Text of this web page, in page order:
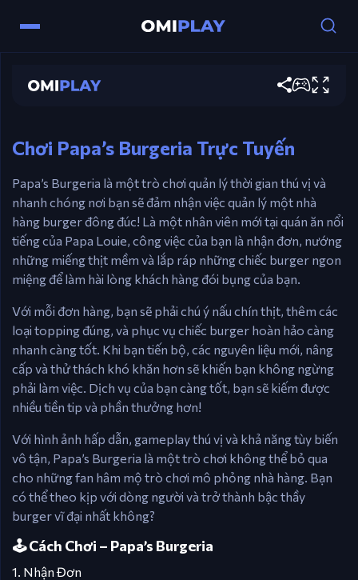
Papa's Burgeria
Chuột – Nướng burger, xếp chồng topping, và
Chơi Papa’s Burgeria Trực Tuyến
Papa’s Burgeria là một trò chơi quản lý thời gian thú vị và
nhanh chóng nơi bạn sẽ đảm nhận việc quản lý một nhà
hàng burger đông đúc! Là một nhân viên mới tại quán ăn nổi
tiếng của Papa Louie, công việc của bạn là nhận đơn, nướng
những miếng thịt mềm và lắp ráp những chiếc burger ngon
miệng để làm hài lòng khách hàng đói bụng của bạn.
Với mỗi đơn hàng, bạn sẽ phải chú ý nấu chín thịt, thêm các
loại topping đúng, và phục vụ chiếc burger hoàn hảo càng
nhanh càng tốt. Khi bạn tiến bộ, các nguyên liệu mới, nâng
cấp và thử thách khó khăn hơn sẽ khiến bạn không ngừng
phải làm việc. Dịch vụ của bạn càng tốt, bạn sẽ kiếm được
nhiều tiền tip và phần thưởng hơn!
Với hình ảnh hấp dẫn, gameplay thú vị và khả năng tùy biến
vô tận, Papa’s Burgeria là một trò chơi không thể bỏ qua
cho những fan hâm mộ trò chơi mô phỏng nhà hàng. Bạn
có thể theo kịp với dòng người và trở thành bậc thầy
burger vĩ đại nhất không?
🕹️ Cách Chơi – Papa’s Burgeria
1. Nhận Đơn